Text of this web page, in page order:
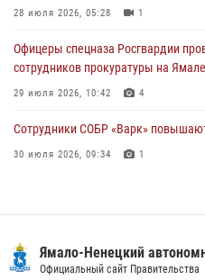
29 июля 2026, 10:42 4
28 июля 2026, 05:28 1
Офицеры спецназа Росгвардии
сотрудников прокуратуры на Ямале
29 июля 2026, 10:42 4
Сотрудники СОБР «Варк»
30 июля 2026, 09:34 1
18 июля 2026, 09:36 3
«Росгвардия. Вехи истории»:
стратегических объектов
Ямало-Ненецкий
Официальный сайт Правительства